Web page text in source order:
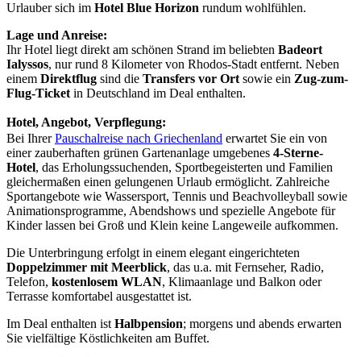
Urlauber sich im Hotel Blue Horizon rundum wohlfühlen.
Lage und Anreise:
Ihr Hotel liegt direkt am schönen Strand im beliebten Badeort
Ialyssos, nur rund 8 Kilometer von Rhodos-Stadt entfernt. Neben
einem Direktflug sind die Transfers vor Ort sowie ein Zug-zum-
Flug-Ticket in Deutschland im Deal enthalten.
Hotel, Angebot, Verpflegung:
Bei IhrerPauschalreise nach Griechenland erwartet Sie ein von
einer zauberhaften grünen Gartenanlage umgebenes 4-Sterne-
Hotel, das Erholungssuchenden, Sportbegeisterten und Familien
gleichermaßen einen gelungenen Urlaub ermöglicht. Zahlreiche
Sportangebote wie Wassersport, Tennis und Beachvolleyball sowie
Animationsprogramme, Abendshows und spezielle Angebote für
Kinder lassen bei Groß und Klein keine Langeweile aufkommen.
Die Unterbringung erfolgt in einem elegant eingerichteten
Doppelzimmer mit Meerblick, das u.a. mit Fernseher, Radio,
Telefon, kostenlosem WLAN, Klimaanlage und Balkon oder
Terrasse komfortabel ausgestattet ist.
Im Deal enthalten ist Halbpension; morgens und abends erwarten
Sie vielfältige Köstlichkeiten am Buffet.